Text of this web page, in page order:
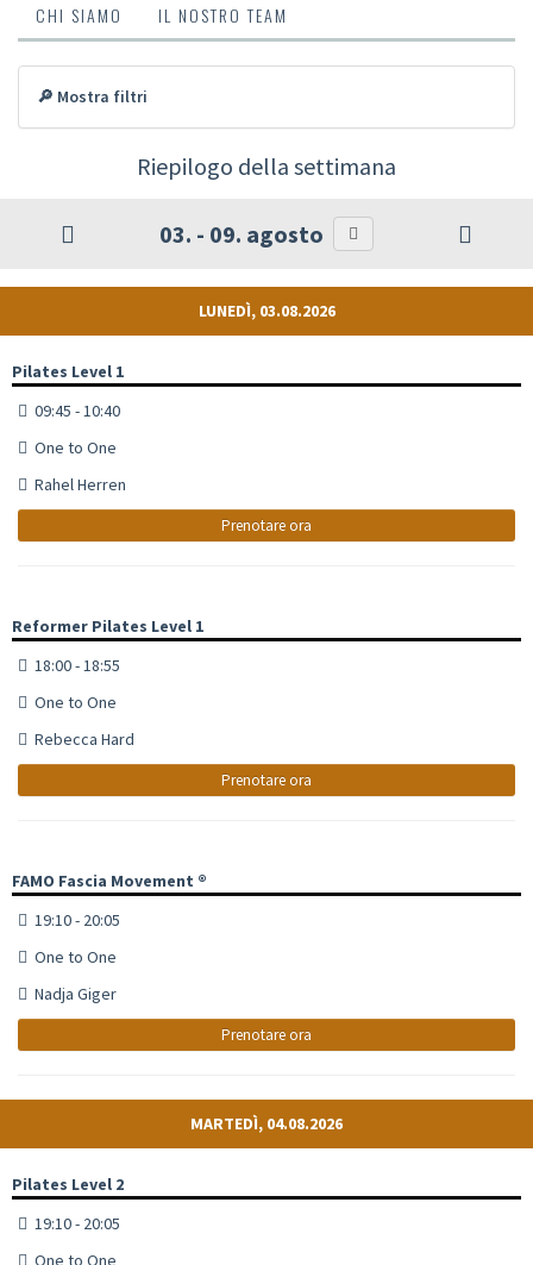
CHI SIAMO
IL NOSTRO TEAM
🔎 Mostra filtri
Riepilogo della settimana
03. - 09. agosto
LUNEDÌ, 03.08.2026
Pilates Level 1
09:45 - 10:40
One to One
Rahel Herren
Prenotare ora
Reformer Pilates Level 1
18:00 - 18:55
One to One
Rebecca Hard
Prenotare ora
FAMO Fascia Movement ®
19:10 - 20:05
One to One
Nadja Giger
Prenotare ora
MARTEDÌ, 04.08.2026
Pilates Level 2
19:10 - 20:05
One to One